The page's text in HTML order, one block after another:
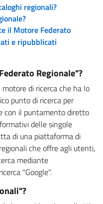
regionali?
il Motore Federato
e ripubblicati
Regionale"?
di ricerca che ha lo
punto di ricerca per
con il puntamento diretto
delle singole
di una piattaforma di
che offre agli utenti,
mediante
"Google".